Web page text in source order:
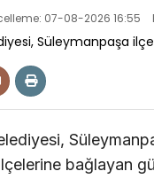
07-08-2026 16:55
bağlayan